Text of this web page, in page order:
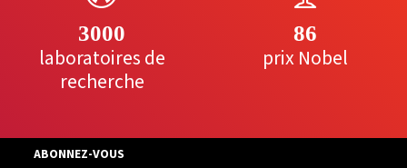
3000
laboratoires de
recherche
86
prix Nobel
ABONNEZ-VOUS